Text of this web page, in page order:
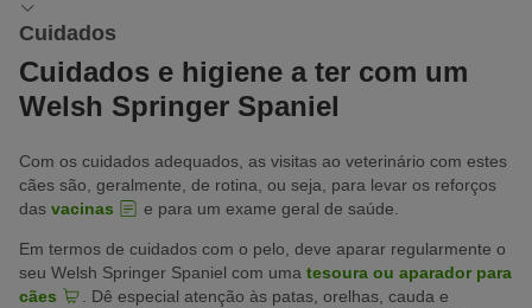
Cuidados
Cuidados e higiene a ter com um
Welsh Springer Spaniel
Com os cuidados adequados, as visitas ao veterinário com estes
cães são, geralmente, de rotina, ou seja, para levar os reforços
das vacinas e para um exame geral de saúde.
Em termos de cuidados com o pelo, deve aparar regularmente o
seu Welsh Springer Spaniel com uma tesoura ou aparador para
cães
. Dê especial atenção às patas, orelhas, cauda e